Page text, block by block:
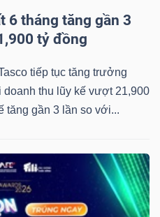
6 tháng tăng gần 3
tỷ đồng
tiếp tục tăng trưởng
thu lũy kế vượt 21,900
tăng gần 3 lần so với...